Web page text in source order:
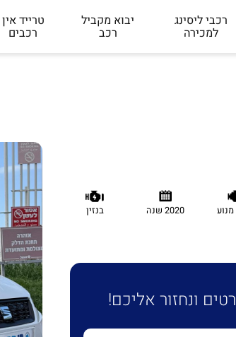
רכבי ליסינג
למכירה
יבוא מקביל
רכב
טרייד אין
רכבים
2020 שנה בנזין
ונחזור אליכם!